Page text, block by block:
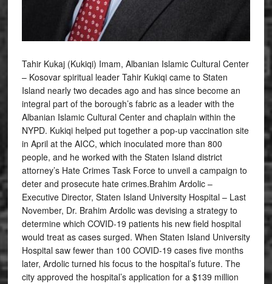
Tahir Kukaj (Kukiqi) Imam, Albanian Islamic Cultural Center
– Kosovar spiritual leader Tahir Kukiqi came to Staten
Island nearly two decades ago and has since become an
integral part of the borough’s fabric as a leader with the
Albanian Islamic Cultural Center and chaplain within the
NYPD. Kukiqi helped put together a pop-up vaccination site
in April at the AICC, which inoculated more than 800
people, and he worked with the Staten Island district
attorney’s Hate Crimes Task Force to unveil a campaign to
deter and prosecute hate crimes.Brahim Ardolic –
Executive Director, Staten Island University Hospital – Last
November, Dr. Brahim Ardolic was devising a strategy to
determine which COVID-19 patients his new field hospital
would treat as cases surged. When Staten Island University
Hospital saw fewer than 100 COVID-19 cases five months
later, Ardolic turned his focus to the hospital’s future. The
city approved the hospital’s application for a $139 million